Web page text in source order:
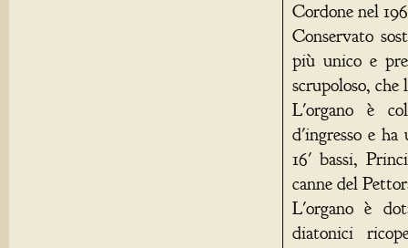
Cordone nel
Conservato
più unico e
scrupoloso,
L'organo è
d'ingresso e ha
16' bassi,
canne del
L'organo è
diatonici